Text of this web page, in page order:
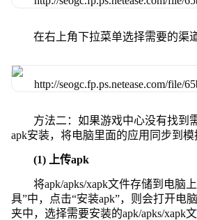
在右上角下拉菜单选择需要的渠
方法二：如果游戏中心没有找到
apk安装，将电脑里面的应用同步到模
(1) 上传apk
将apk/apks/xapk文件存储到电脑
具”中，点击“安装apk”，则会打开电
夹中，选择需要安装的apk/apks/xapk